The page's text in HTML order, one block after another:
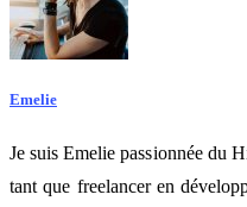
Emelie
Je suis Emelie passionnée du
tant que freelancer en